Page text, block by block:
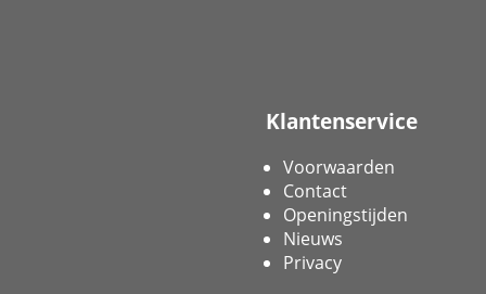
Klantenservice
Voorwaarden
Contact
Openingstijden
Nieuws
Privacy